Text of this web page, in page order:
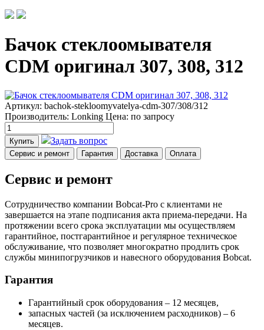
Бачок стеклоомывателя
CDM оригинал 307, 308, 312
Артикул: bachok-stekloomyvatelya-cdm-307/308/312
Производитель: Lonking Цена: по запросу
Купить Задать вопрос
Сервис и ремонт Гарантия Доставка Оплата
Сервис и ремонт
Сотрудничество компании Bobcat-Pro с клиентами не
завершается на этапе подписания акта приема-передачи. На
протяжении всего срока эксплуатации мы осуществляем
гарантийное, постгарантийное и регулярное техническое
обслуживание, что позволяет многократно продлить срок
службы минипогрузчиков и навесного оборудования Bobcat.
Гарантия
Гарантийный срок оборудования – 12 месяцев,
запасных частей (за исключением расходников) – 6
месяцев.